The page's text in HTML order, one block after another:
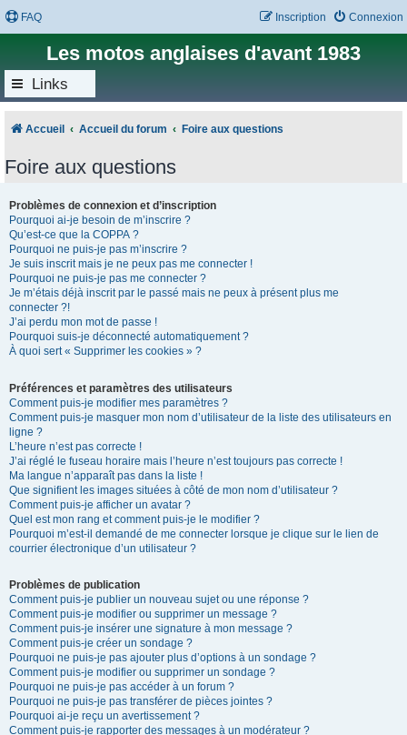
FAQ Connexion
Inscription
Les motos anglaises d'avant 1983
Links
Accueil Accueil du forum Foire aux questions
Foire aux questions
Problèmes de connexion et d’inscription
Pourquoi ai-je besoin de m’inscrire ?
Qu’est-ce que la COPPA ?
Pourquoi ne puis-je pas m’inscrire ?
Je suis inscrit mais je ne peux pas me connecter !
Pourquoi ne puis-je pas me connecter ?
Je m’étais déjà inscrit par le passé mais ne peux à présent plus me
connecter ?!
J’ai perdu mon mot de passe !
Pourquoi suis-je déconnecté automatiquement ?
À quoi sert « Supprimer les cookies » ?
Préférences et paramètres des utilisateurs
Comment puis-je modifier mes paramètres ?
Comment puis-je masquer mon nom d’utilisateur de la liste des utilisateurs en
ligne ?
L’heure n’est pas correcte !
J’ai réglé le fuseau horaire mais l’heure n’est toujours pas correcte !
Ma langue n’apparaît pas dans la liste !
Que signifient les images situées à côté de mon nom d’utilisateur ?
Comment puis-je afficher un avatar ?
Quel est mon rang et comment puis-je le modifier ?
Pourquoi m’est-il demandé de me connecter lorsque je clique sur le lien de
courrier électronique d’un utilisateur ?
Problèmes de publication
Comment puis-je publier un nouveau sujet ou une réponse ?
Comment puis-je modifier ou supprimer un message ?
Comment puis-je insérer une signature à mon message ?
Comment puis-je créer un sondage ?
Pourquoi ne puis-je pas ajouter plus d’options à un sondage ?
Comment puis-je modifier ou supprimer un sondage ?
Pourquoi ne puis-je pas accéder à un forum ?
Pourquoi ne puis-je pas transférer de pièces jointes ?
Pourquoi ai-je reçu un avertissement ?
Comment puis-je rapporter des messages à un modérateur ?